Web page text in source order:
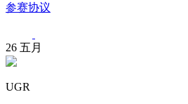
参赛协议
26 五月
UGR